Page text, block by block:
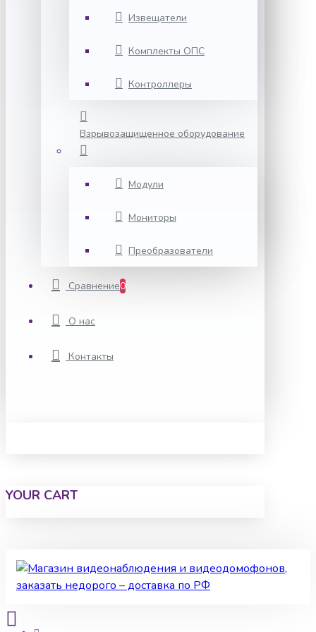
Извещатели
Комплекты ОПС
Контроллеры
Взрывозащищенное оборудование
Модули
Мониторы
Преобразователи
Сравнение0
О нас
Контакты
YOUR CART